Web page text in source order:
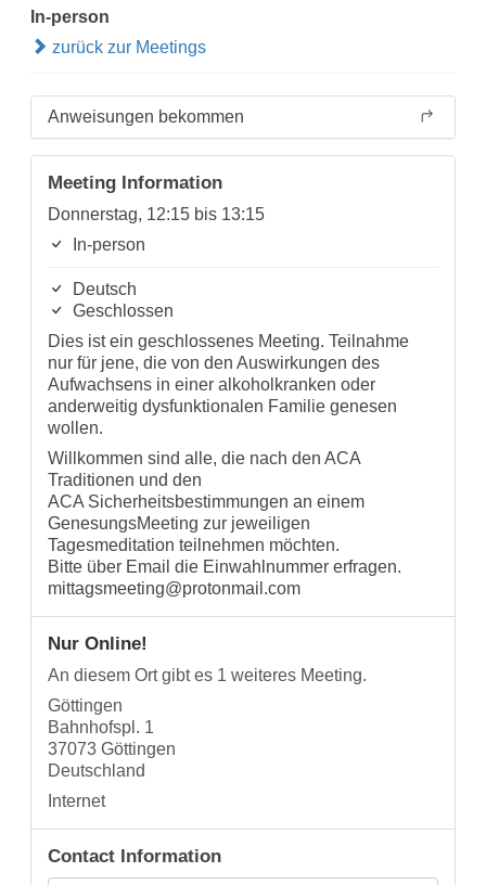
In-person
zurück zur Meetings
Anweisungen bekommen
Meeting Information
Donnerstag, 12:15 bis 13:15
In-person
Deutsch
Geschlossen
Dies ist ein geschlossenes Meeting. Teilnahme
nur für jene, die von den Auswirkungen des
Aufwachsens in einer alkoholkranken oder
anderweitig dysfunktionalen Familie genesen
wollen.
Willkommen sind alle, die nach den ACA
Traditionen und den
ACA Sicherheitsbestimmungen an einem
GenesungsMeeting zur jeweiligen
Tagesmeditation teilnehmen möchten.
Bitte über Email die Einwahlnummer erfragen.
mittagsmeeting@protonmail.com
Nur Online!
An diesem Ort gibt es 1 weiteres Meeting.
Göttingen
Bahnhofspl. 1
37073 Göttingen
Deutschland
Internet
Contact Information